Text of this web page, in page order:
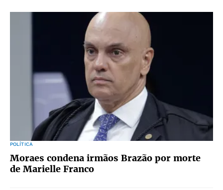
POLÍTICA
Moraes condena irmãos Brazão por morte
de Marielle Franco